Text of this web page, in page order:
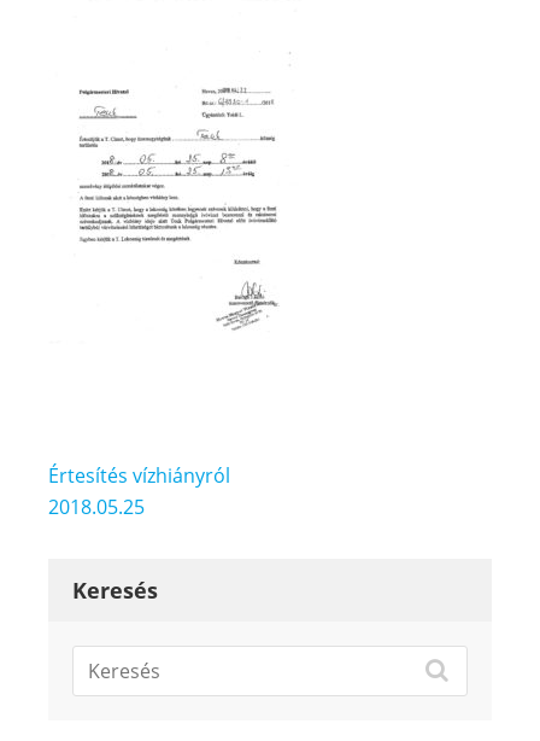
Bejegyzés
navigáció
Értesítés vízhiányról
2018.05.25
Keresés